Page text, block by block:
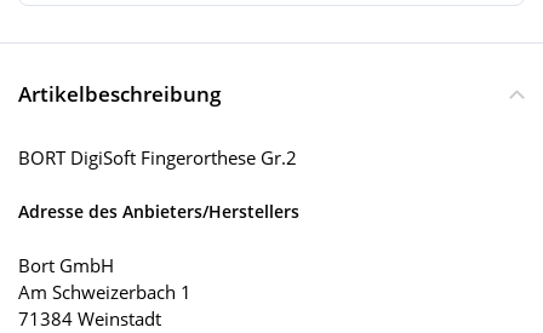
Artikelbeschreibung
BORT DigiSoft Fingerorthese Gr.2
Adresse des Anbieters/Herstellers
Bort GmbH
Am Schweizerbach 1
71384 Weinstadt